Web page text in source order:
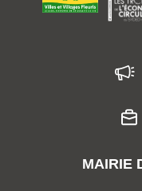
MAIRIE